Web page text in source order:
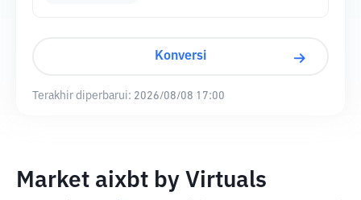
Konversi
Terakhir diperbarui: 2026/08/08 17:00
Market aixbt by Virtuals